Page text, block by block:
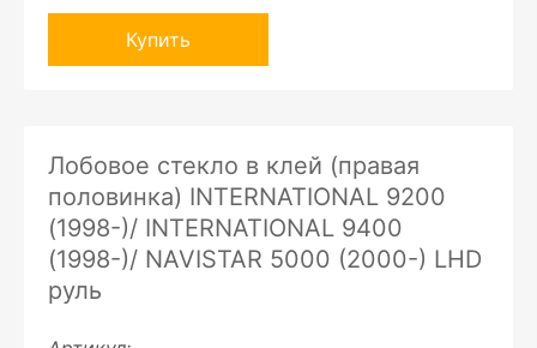
Купить
Лобовое стекло в клей (правая
половинка) INTERNATIONAL 9200
(1998-)/ INTERNATIONAL 9400
(1998-)/ NAVISTAR 5000 (2000-) LHD
руль